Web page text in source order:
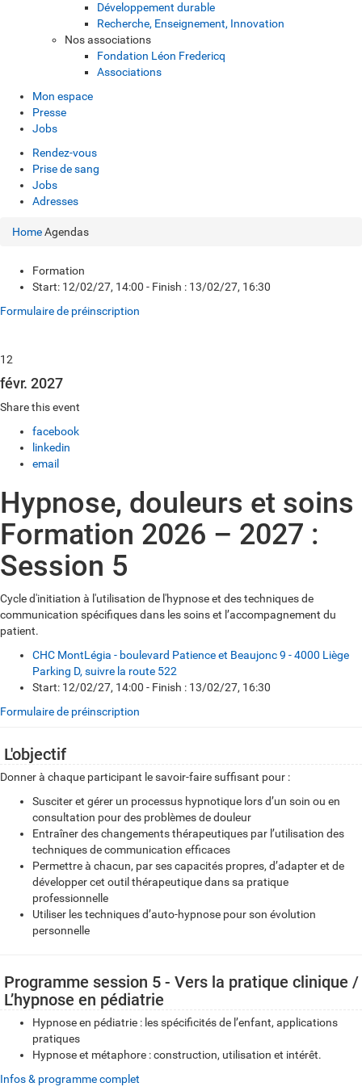
Développement durable
Recherche, Enseignement, Innovation
Nos associations
Fondation Léon Fredericq
Associations
Mon espace
Presse
Jobs
Rendez-vous
Prise de sang
Jobs
Adresses
HomeAgendas
Formation
Start: 12/02/27, 14:00 - Finish : 13/02/27, 16:30
Formulaire de préinscription
12
févr. 2027
Share this event
facebook
linkedin
email
Hypnose, douleurs et soins
Formation 2026 – 2027 :
Session 5
Cycle d'initiation à l'utilisation de l'hypnose et des techniques de
communication spécifiques dans les soins et l’accompagnement du
patient.
CHC MontLégia - boulevard Patience et Beaujonc 9 - 4000 Liège
Parking D, suivre la route 522
Start: 12/02/27, 14:00 - Finish : 13/02/27, 16:30
Formulaire de préinscription
L'objectif
Donner à chaque participant le savoir-faire suffisant pour :
Susciter et gérer un processus hypnotique lors d’un soin ou en
consultation pour des problèmes de douleur
Entraîner des changements thérapeutiques par l’utilisation des
techniques de communication efficaces
Permettre à chacun, par ses capacités propres, d’adapter et de
développer cet outil thérapeutique dans sa pratique
professionnelle
Utiliser les techniques d’auto-hypnose pour son évolution
personnelle
Programme session 5 - Vers la pratique clinique /
L’hypnose en pédiatrie
Hypnose en pédiatrie : les spécificités de l’enfant, applications
pratiques
Hypnose et métaphore : construction, utilisation et intérêt.
Infos & programme complet